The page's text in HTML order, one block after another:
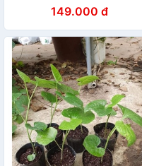
thanh lọc không khí và mang
đến tài lộc
149.000 đ